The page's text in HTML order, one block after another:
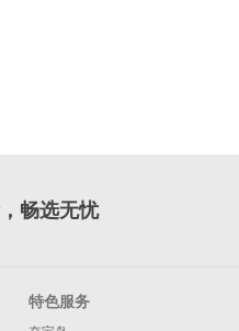
畅选无忧
特色服务